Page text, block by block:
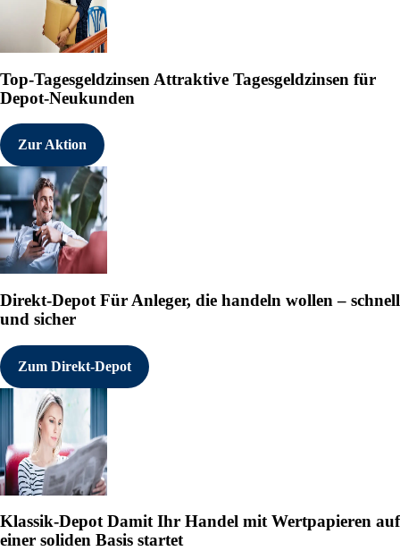
Top-Tagesgeldzinsen Attraktive Tagesgeldzinsen für
Depot-Neukunden
Zur Aktion
Direkt-Depot Für Anleger, die handeln wollen – schnell
und sicher
Zum Direkt-Depot
Klassik-DepotDamit Ihr Handel mit Wertpapieren auf
einer soliden Basis startet